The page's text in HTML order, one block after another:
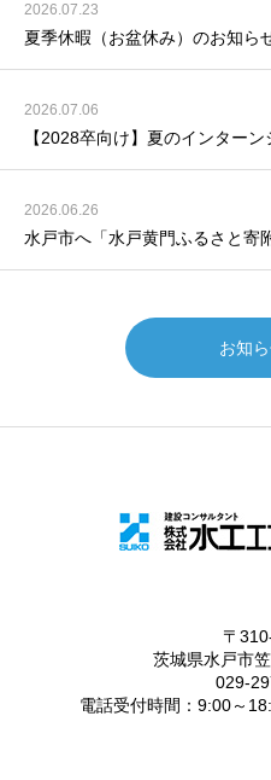
2026.07.23
夏季休暇（お盆休み）のお知ら
2026.07.06
【2028卒向け】夏のインター
2026.06.26
水戸市へ「水戸黄門ふるさと寄
お知